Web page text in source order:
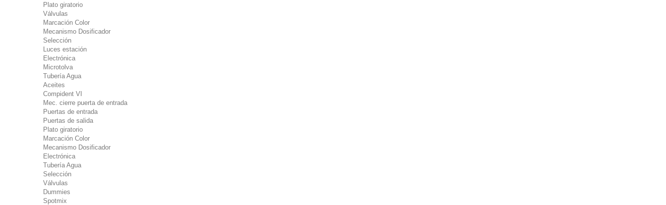
Plato giratorio
Válvulas
Marcación Color
Mecanismo Dosificador
Selección
Luces estación
Electrónica
Microtolva
Tubería Agua
Aceites
Compident VI
Mec. cierre puerta de entrada
Puertas de entrada
Puertas de salida
Plato giratorio
Marcación Color
Mecanismo Dosificador
Electrónica
Tubería Agua
Selección
Válvulas
Dummies
Spotmix